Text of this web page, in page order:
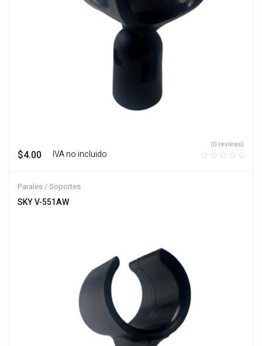
$4.00 ‎ ‎ ‎ IVA no incluido
(0 reviews)
Parales / Soportes
SKY V-551AW